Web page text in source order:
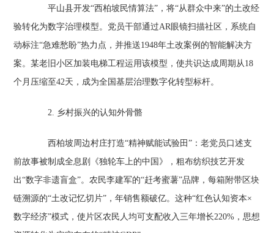
平山县开发“西柏坡民情算法”，将“从群众中来”的土改经
验转化为数字治理模型。党员干部通过AR眼镜扫描社区，系统自
动标注“急难愁盼”热力点，并推送1948年土改案例的智能解决方
案。某老旧小区加装电梯工程运用该模型，使共识达成周期从18
个月压缩至42天，成为全国基层治理数字化转型标杆。
2. 乡村振兴的认知外骨骼‌
西柏坡周边村庄打造“精神赋能试验田”：老党员口述支
前故事被制成全息剧《独轮车上的中国》，粗布纺织技艺开发
出“数字非遗盲盒”。农民李建军的“赶考蜜薯”品牌，每箱附带区块
链溯源的“土改记忆切片”，年销售额破亿。这种“红色认知资本×
数字经济”模式，使片区农民人均可支配收入三年增长220%，思想